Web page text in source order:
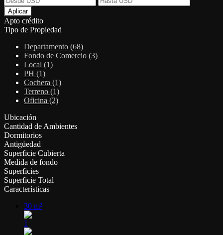
Aplicar
Apto crédito
Tipo de Propiedad
Departamento (68)
Fondo de Comercio (3)
Local (1)
PH (1)
Cochera (1)
Terreno (1)
Oficina (2)
Ubicación
Cantidad de Ambientes
Dormitorios
Antigüedad
Superficie Cubierta
Medida de fondo
Superficies
Superficie Total
Características
30 m²
1